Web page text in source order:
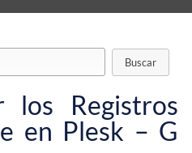
los Registros
en Plesk – G